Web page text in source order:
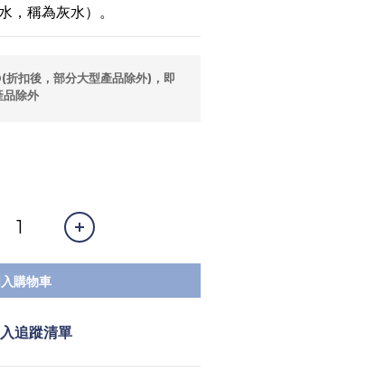
，稱為灰水）。
扣後，部分大型產品除外)，即
品除外
購物車
追蹤清單